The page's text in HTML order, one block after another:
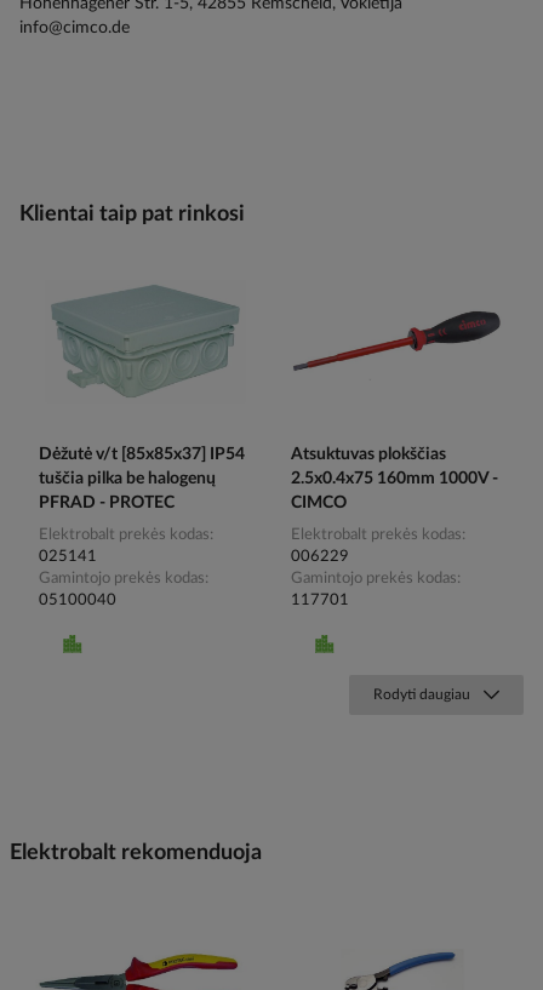
info@cimco.de
Klientai taip pat rinkosi
Dėžutė v/t [85x85x37] IP54
tuščia pilka be halogenų
PFRAD - PROTEC
Elektrobalt prekės kodas
025141
Gamintojo prekės kodas
05100040
Atsuktuvas plokščias
2.5x0.4x75 160mm 1000V -
CIMCO
Elektrobalt prekės kodas
006229
Gamintojo prekės kodas
117701
Rodyti daugiau
Elektrobalt rekomenduoja